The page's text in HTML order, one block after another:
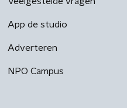
App de studio
Adverteren
NPO Campus